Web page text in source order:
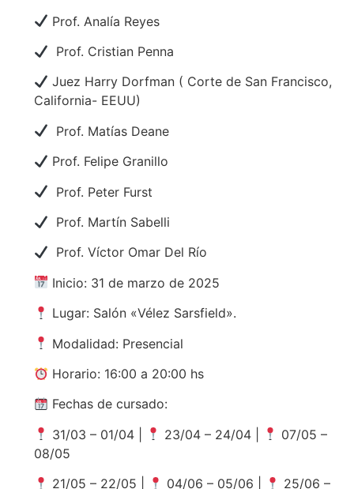
Prof. Analía Reyes
Prof. Cristian Penna
Juez Harry Dorfman ( Corte de San Francisco,
California- EEUU)
Prof. Matías Deane
Prof. Felipe Granillo
Prof. Peter Furst
Prof. Martín Sabelli
Prof. Víctor Omar Del Río
Inicio: 31 de marzo de 2025
Lugar: Salón «Vélez Sarsfield».
Modalidad: Presencial
Horario: 16:00 a 20:00 hs
Fechas de cursado:
31/03 – 01/04 |
23/04 – 24/04 |
07/05 –
08/05
21/05 – 22/05 |
04/06 – 05/06 |
25/06 –